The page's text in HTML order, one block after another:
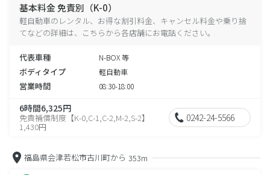
基本料金 免責別（K-0）
軽自動車のレンタル、お得な割引料金、キャンセル料金や乗り捨
てなどの詳細は、こちらから各店舗にお電話ください。
代表車種 N-BOX 等
ボディタイプ 軽自動車
営業時間 08:30-18:00
6時間6,325円
免責補償制度【K-0,C-1,C-2,M-2,S-2】
1,430円
0242-24-5566
福島県会津若松市古川町から 353m